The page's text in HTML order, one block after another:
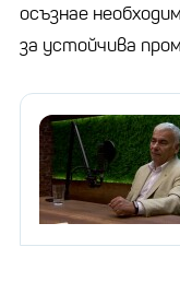
осъзнае
за устойчива